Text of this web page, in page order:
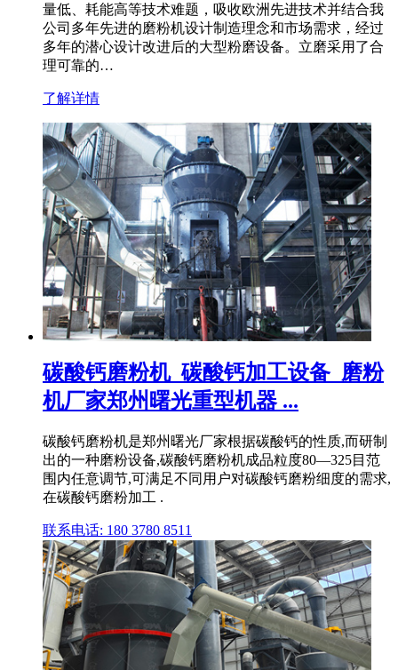
量低、耗能高等技术难题，吸收欧洲先进技术并结合我
公司多年先进的磨粉机设计制造理念和市场需求，经过
多年的潜心设计改进后的大型粉磨设备。立磨采用了合
理可靠的…
了解详情
碳酸钙磨粉机_碳酸钙加工设备_磨粉
机厂家郑州曙光重型机器 ...
碳酸钙磨粉机是郑州曙光厂家根据碳酸钙的性质,而研制
出的一种磨粉设备,碳酸钙磨粉机成品粒度80—325目范
围内任意调节,可满足不同用户对碳酸钙磨粉细度的需求,
在碳酸钙磨粉加工 .
联系电话: 180 3780 8511